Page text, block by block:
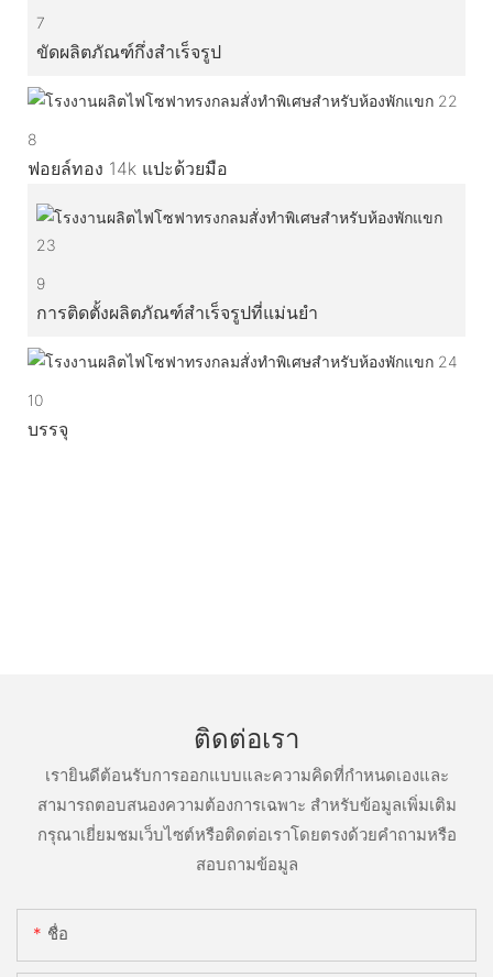
7
ขัดผลิตภัณฑ์กึ่งสำเร็จรูป
8
ฟอยล์ทอง 14k แปะด้วยมือ
9
การติดตั้งผลิตภัณฑ์สำเร็จรูปที่แม่นยำ
10
บรรจุ
ติดต่อเรา
เรายินดีต้อนรับการออกแบบและความคิดที่กำหนดเองและ
สามารถตอบสนองความต้องการเฉพาะ สำหรับข้อมูลเพิ่มเติม
กรุณาเยี่ยมชมเว็บไซต์หรือติดต่อเราโดยตรงด้วยคำถามหรือ
สอบถามข้อมูล
ชื่อ